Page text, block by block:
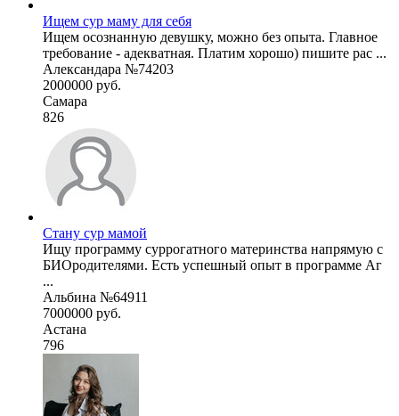
Ищем сур маму для себя
Ищем осознанную девушку, можно без опыта. Главное
требование - адекватная. Платим хорошо) пишите рас ...
Александара №74203
2000000 руб.
Самара
826
Стану сур мамой
Ищу программу суррогатного материнства напрямую с
БИОродителями. Есть успешный опыт в программе Аг
...
Альбина №64911
7000000 руб.
Астана
796